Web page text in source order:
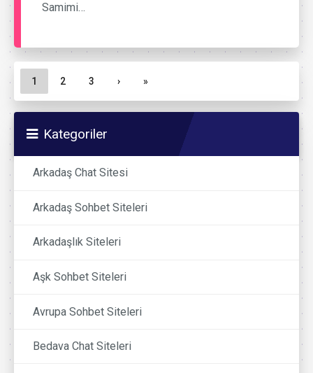
Samimi…
Sayfa gezinme
Geçerli Sayfa
1 Sayfa
2 Sayfa
3 › »
Kategoriler
Arkadaş Chat Sitesi
Arkadaş Sohbet Siteleri
Arkadaşlık Siteleri
Aşk Sohbet Siteleri
Avrupa Sohbet Siteleri
Bedava Chat Siteleri